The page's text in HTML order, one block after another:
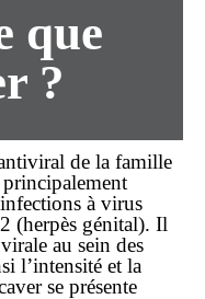
que
?
de la famille
à virus
(herpès génital). Il
au sein des
l’intensité et la
se présente